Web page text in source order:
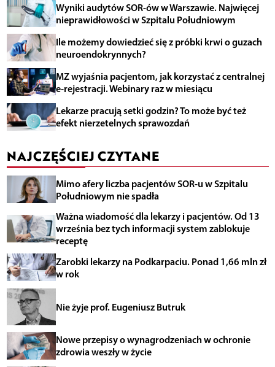
Wyniki audytów SOR-ów w Warszawie. Najwięcej
nieprawidłowości w Szpitalu Południowym
Ile możemy dowiedzieć się z próbki krwi o guzach
neuroendokrynnych?
MZ wyjaśnia pacjentom, jak korzystać z centralnej
e-rejestracji. Webinary raz w miesiącu
Lekarze pracują setki godzin? To może być też
efekt nierzetelnych sprawozdań
NAJCZĘŚCIEJ CZYTANE
Mimo afery liczba pacjentów SOR-u w Szpitalu
Południowym nie spadła
Ważna wiadomość dla lekarzy i pacjentów. Od 13
września bez tych informacji system zablokuje
receptę
Zarobki lekarzy na Podkarpaciu. Ponad 1,66 mln zł
w rok
Nie żyje prof. Eugeniusz Butruk
Nowe przepisy o wynagrodzeniach w ochronie
zdrowia weszły w życie